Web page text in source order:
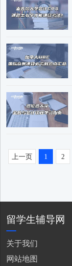
上一页 1 2
留学生辅导网
关于我们
网站地图